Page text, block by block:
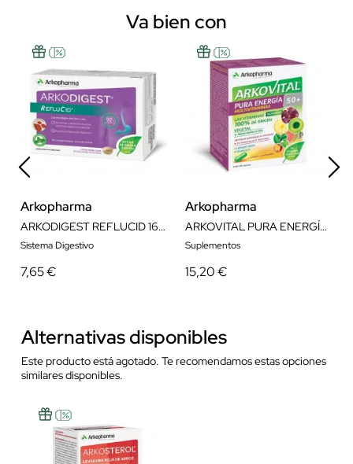
Va bien con
Arkopharma
ARKODIGEST REFLUCID 16 COMPRIMIDOS
Sistema Digestivo
7,65 €
Arkopharma
ARKOVITAL PURA ENERGÍA SENIOR 60 CÁPSULAS
Suplementos
15,20 €
Alternativas disponibles
Este producto está agotado. Te recomendamos estas opciones
similares disponibles.